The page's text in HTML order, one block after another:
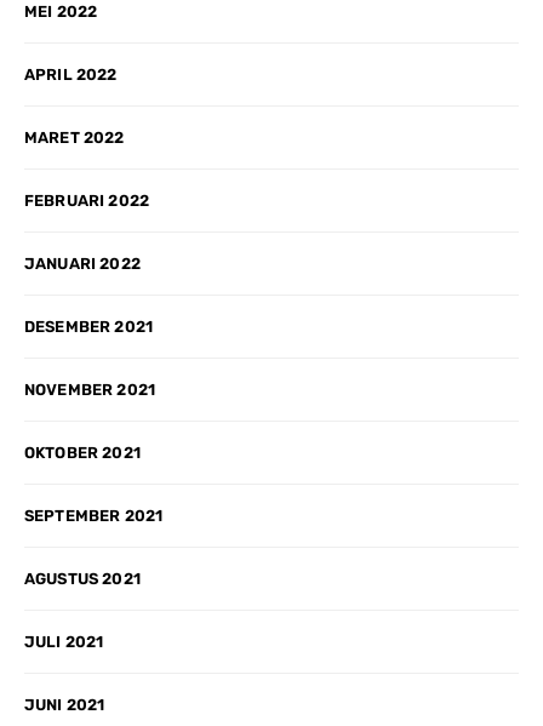
MEI 2022
APRIL 2022
MARET 2022
FEBRUARI 2022
JANUARI 2022
DESEMBER 2021
NOVEMBER 2021
OKTOBER 2021
SEPTEMBER 2021
AGUSTUS 2021
JULI 2021
JUNI 2021